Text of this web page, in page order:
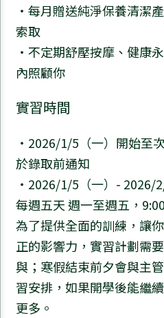
・每月贈送純淨保養清潔
索取
・不定期舒壓按摩、健康
內照顧你
實習時間
・2026/1/5（一）開始至
於錄取前通知
・2026/1/5（一）- 2026/
每週五天 週一至週五，
為了提供全面的訓練，讓
正的影響力，實習計劃需
與；寒假結束前夕會與主
習安排，如果開學後能繼
更多。